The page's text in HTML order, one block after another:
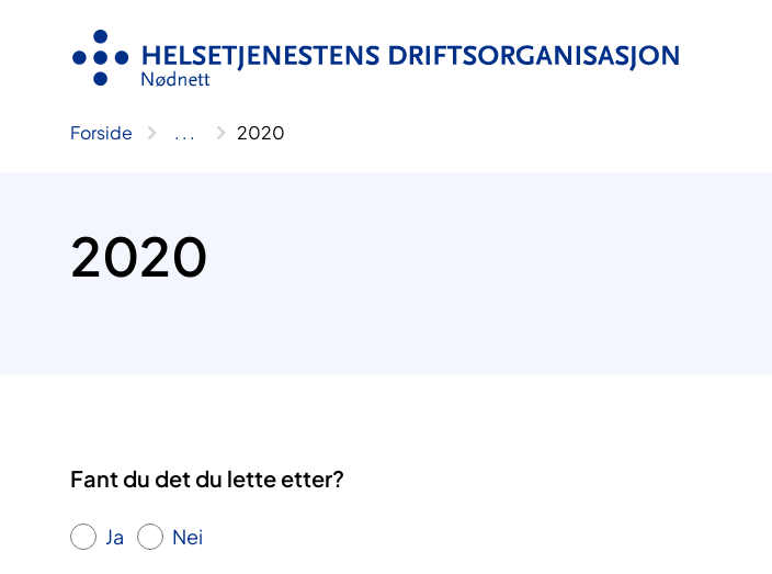
Forside .. . 2020
2020
Fant du det du lette etter?
Ja Nei